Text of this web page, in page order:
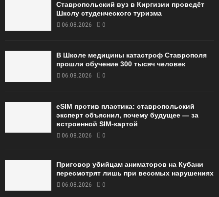
Ставропольский вуз в Киргизии проведёт
Школу студенческого туризма
06.08.2026 0
В Школе медицины катастроф Ставрополя
прошли обучение 300 тысяч человек
06.08.2026 0
eSIM против пластика: ставропольский
эксперт объяснил, почему будущее — за
встроенной SIM-картой
06.08.2026 0
Приговор убийцам аниматоров на Кубани
пересмотрят лишь при весомых нарушениях
06.08.2026 0